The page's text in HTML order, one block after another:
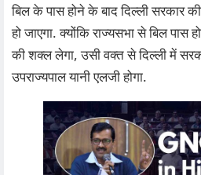
बिल के पास होने के बाद दिल्ली सरकार
हो जाएगा. क्योंकि राज्यसभा से बिल
की शक्ल लेगा, उसी वक्त से दिल्ली में
उपराज्यपाल यानी एलजी होगा.